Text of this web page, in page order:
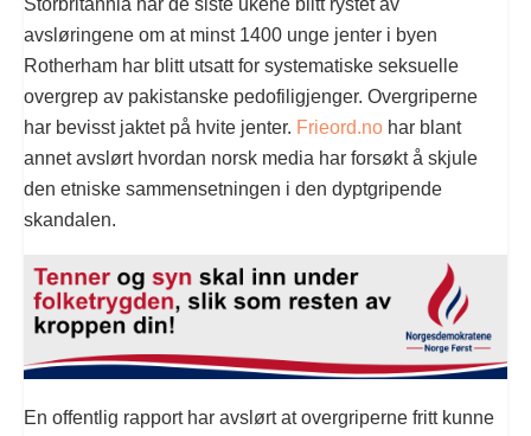
avsløringene om at minst 1400 unge jenter i byen
Rotherham har blitt utsatt for systematiske seksuelle
overgrep av pakistanske pedofiligjenger. Overgriperne
har bevisst jaktet på hvite jenter. Frieord.no har blant
annet avslørt hvordan norsk media har forsøkt å skjule
den etniske sammensetningen i den dyptgripende
skandalen.
En offentlig rapport har avslørt at overgriperne fritt kunne